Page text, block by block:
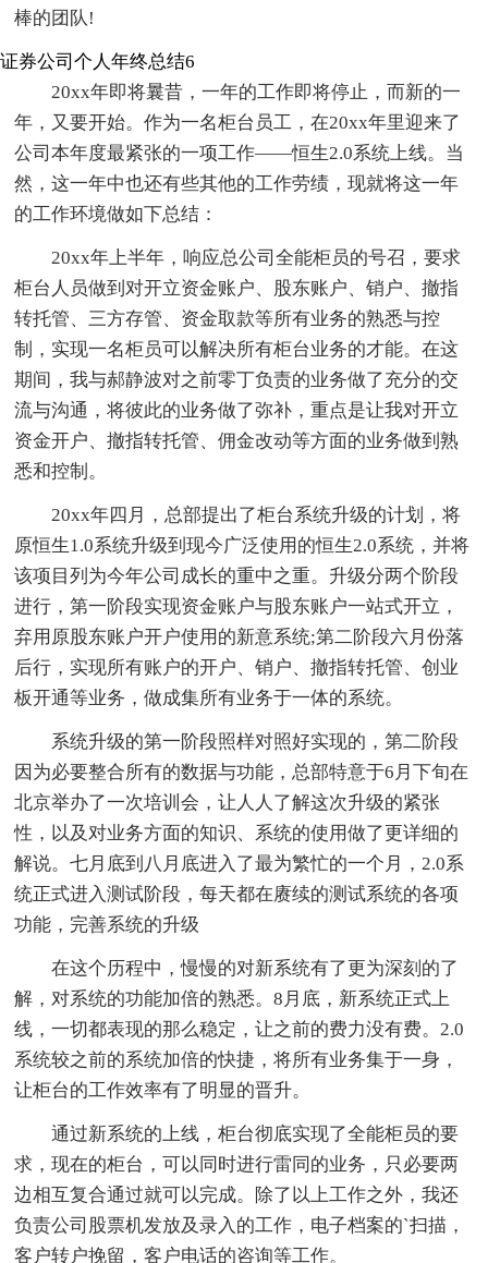
棒的团队!
证券公司个人年终总结6
20xx年即将曩昔，一年的工作即将停止，而新的一
年，又要开始。作为一名柜台员工，在20xx年里迎来了
公司本年度最紧张的一项工作――恒生2.0系统上线。当
然，这一年中也还有些其他的工作劳绩，现就将这一年
的工作环境做如下总结：
20xx年上半年，响应总公司全能柜员的号召，要求
柜台人员做到对开立资金账户、股东账户、销户、撤指
转托管、三方存管、资金取款等所有业务的熟悉与控
制，实现一名柜员可以解决所有柜台业务的才能。在这
期间，我与郝静波对之前零丁负责的业务做了充分的交
流与沟通，将彼此的业务做了弥补，重点是让我对开立
资金开户、撤指转托管、佣金改动等方面的业务做到熟
悉和控制。
20xx年四月，总部提出了柜台系统升级的计划，将
原恒生1.0系统升级到现今广泛使用的恒生2.0系统，并将
该项目列为今年公司成长的重中之重。升级分两个阶段
进行，第一阶段实现资金账户与股东账户一站式开立，
弃用原股东账户开户使用的新意系统;第二阶段六月份落
后行，实现所有账户的开户、销户、撤指转托管、创业
板开通等业务，做成集所有业务于一体的系统。
系统升级的第一阶段照样对照好实现的，第二阶段
因为必要整合所有的数据与功能，总部特意于6月下旬在
北京举办了一次培训会，让人人了解这次升级的紧张
性，以及对业务方面的知识、系统的使用做了更详细的
解说。七月底到八月底进入了最为繁忙的一个月，2.0系
统正式进入测试阶段，每天都在赓续的测试系统的各项
功能，完善系统的升级
在这个历程中，慢慢的对新系统有了更为深刻的了
解，对系统的功能加倍的熟悉。8月底，新系统正式上
线，一切都表现的那么稳定，让之前的费力没有费。2.0
系统较之前的系统加倍的快捷，将所有业务集于一身，
让柜台的工作效率有了明显的晋升。
通过新系统的上线，柜台彻底实现了全能柜员的要
求，现在的柜台，可以同时进行雷同的业务，只必要两
边相互复合通过就可以完成。除了以上工作之外，我还
负责公司股票机发放及录入的工作，电子档案的`扫描，
客户转户挽留，客户电话的咨询等工作。